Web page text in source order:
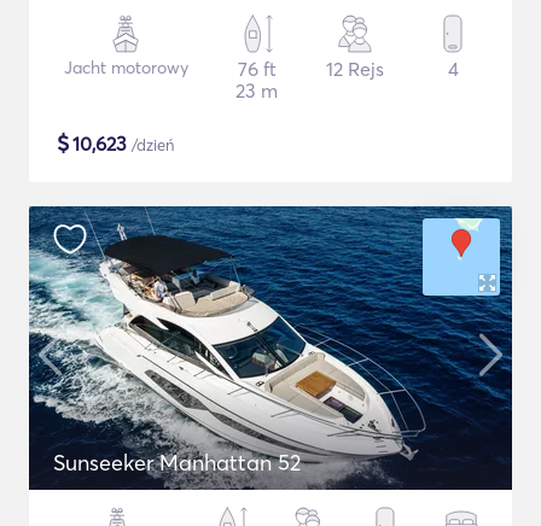
Jacht motorowy
76 ft
23 m
12 Rejs 4
$10,623 /dzień
Sunseeker Manhattan 52